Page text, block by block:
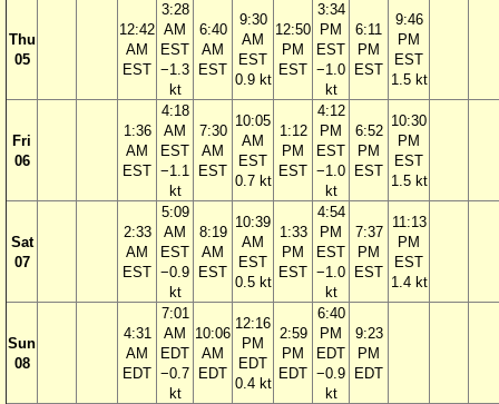
Thu
05
12:42
AM
EST
3:28
AM
EST
−1.3
kt
6:40
AM
EST
9:30
AM
EST
0.9 kt
12:50
PM
EST
3:34
PM
EST
−1.0
kt
6:11
PM
EST
9:46
PM
EST
1.5 kt
Fri
06
1:36
AM
EST
4:18
AM
EST
−1.1
kt
7:30
AM
EST
10:05
AM
EST
0.7 kt
1:12
PM
EST
4:12
PM
EST
−1.0
kt
6:52
PM
EST
10:30
PM
EST
1.5 kt
Sat
07
2:33
AM
EST
5:09
AM
EST
−0.9
kt
8:19
AM
EST
10:39
AM
EST
0.5 kt
1:33
PM
EST
4:54
PM
EST
−1.0
kt
7:37
PM
EST
11:13
PM
EST
1.4 kt
Sun
08
4:31
AM
EDT
7:01
AM
EDT
−0.7
kt
10:06
AM
EDT
12:16
PM
EDT
0.4 kt
2:59
PM
EDT
6:40
PM
EDT
−0.9
kt
9:23
PM
EDT